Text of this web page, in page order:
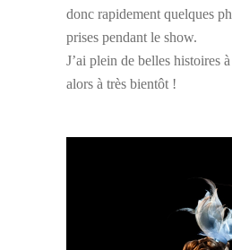
donc rapidement quelques
prises pendant le show.
J’ai plein de belles histoires
alors à très bientôt !